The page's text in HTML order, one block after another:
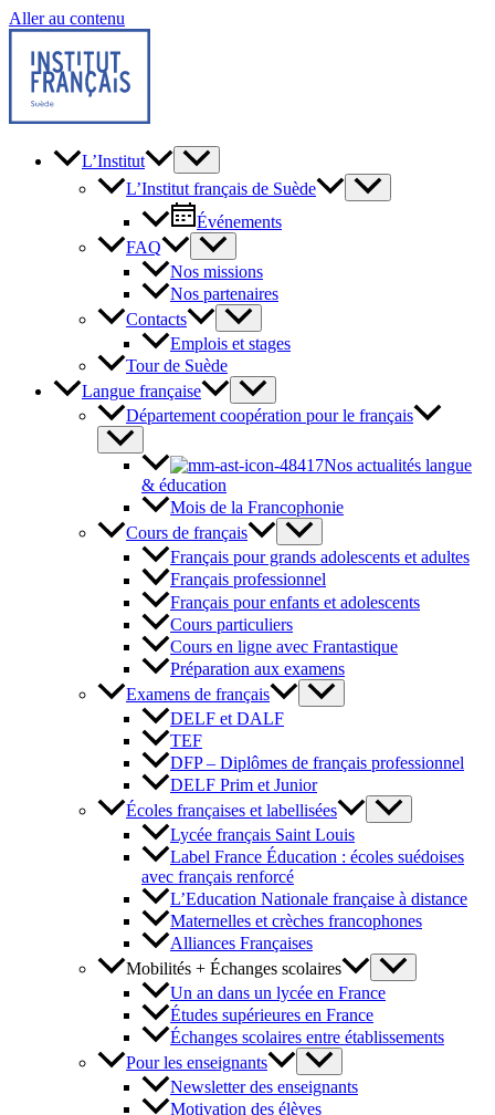
Aller au contenu
L’Institut
L’Institut français de Suède
Événements
FAQ
Nos missions
Nos partenaires
Contacts
Emplois et stages
Tour de Suède
Langue française
Département coopération pour le français
Nos actualités langue
& éducation
Mois de la Francophonie
Cours de français
Français pour grands adolescents et adultes
Français professionnel
Français pour enfants et adolescents
Cours particuliers
Cours en ligne avec Frantastique
Préparation aux examens
Examens de français
DELF et DALF
TEF
DFP – Diplômes de français professionnel
DELF Prim et Junior
Écoles françaises et labellisées
Lycée français Saint Louis
Label France Éducation : écoles suédoises
avec français renforcé
L’Education Nationale française à distance
Maternelles et crèches francophones
Alliances Françaises
Mobilités + Échanges scolaires
Un an dans un lycée en France
Études supérieures en France
Échanges scolaires entre établissements
Pour les enseignants
Newsletter des enseignants
Motivation des élèves